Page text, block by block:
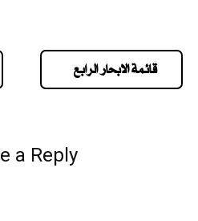
قائمة الابحار الرابع
a Reply